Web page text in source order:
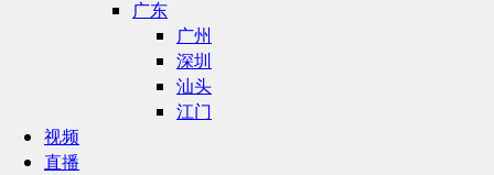
广东
广州
深圳
汕头
江门
视频
直播